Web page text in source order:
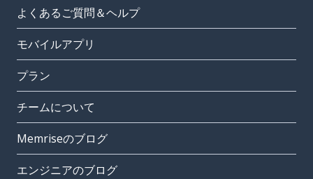
よくあるご質問＆ヘルプ
モバイルアプリ
プラン
チームについて
Memriseのブログ
エンジニアのブログ